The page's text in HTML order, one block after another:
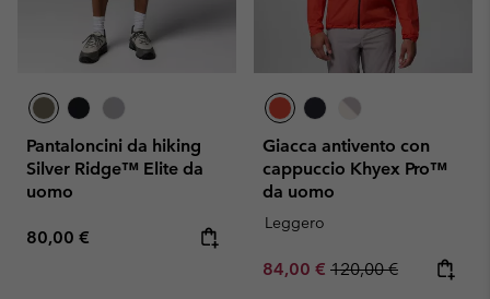
Pantaloncini da hiking
Silver Ridge™ Elite da
uomo
Regular price:
80,00 €
Giacca antivento con
cappuccio Khyex Pro™
da uomo
Leggero
Sale price:
84,00 € Regular price:
120,00 €